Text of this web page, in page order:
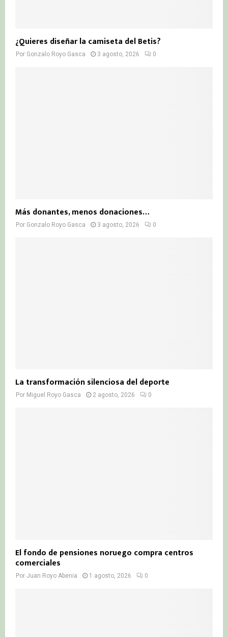
¿Quieres diseñar la camiseta del Betis?
Por Gonzalo Royo Gasca 3 agosto, 2026 0
Más donantes, menos donaciones…
Por Gonzalo Royo Gasca 3 agosto, 2026 0
La transformación silenciosa del deporte
Por Miguel Royo Gasca 2 agosto, 2026 0
El fondo de pensiones noruego compra centros
comerciales
Por Juan Royo Abenia 1 agosto, 2026 0